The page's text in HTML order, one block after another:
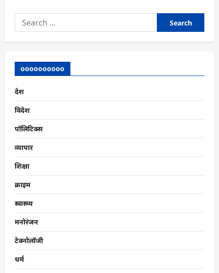
Search
for:
oooooooooo
देश
विदेश
पॉलिटिक्स
व्यापार
शिक्षा
क्राइम
स्वास्थ्य
मनोरंजन
टेक्नोलॉजी
धर्म